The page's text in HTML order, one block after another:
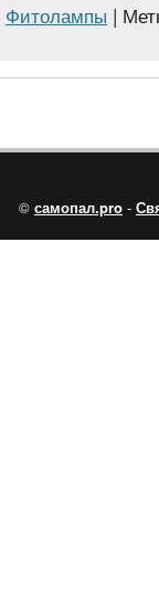
Фитолампы |
© самопал.pro -